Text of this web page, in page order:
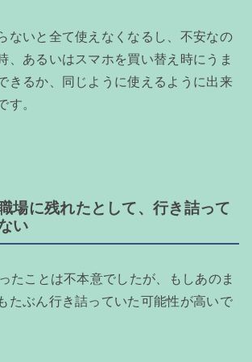
ないと全て使えなくなるし、不安なの
、あるいはスマホを買い替え時にうま
きるか、同じように使えるように出来
す。
場に残れたとして、行き詰って
い
たことは不本意でしたが、もしあのま
たぶん行き詰っていた可能性が高いで